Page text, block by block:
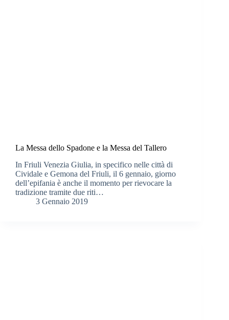
La Messa dello Spadone e la Messa del Tallero
In Friuli Venezia Giulia, in specifico nelle città di
Cividale e Gemona del Friuli, il 6 gennaio, giorno
dell’epifania è anche il momento per rievocare la
tradizione tramite due riti…
3 Gennaio 2019